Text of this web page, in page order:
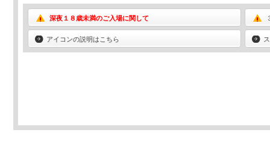
深夜１８歳未満のご入場に関して
アイコンの説明はこちら